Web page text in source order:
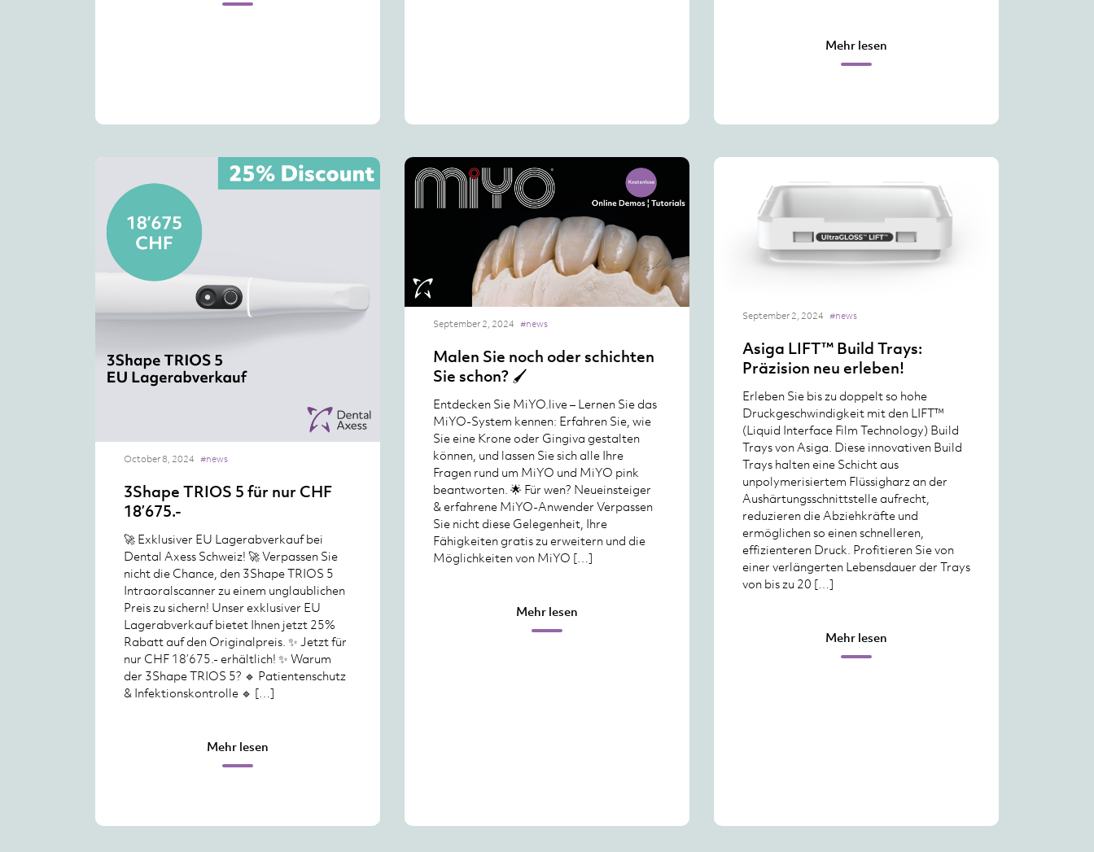
Mehr lesen
October 8, 2024 #news
3Shape TRIOS 5 für nur CHF
18’675.-
🚀 Exklusiver EU Lagerabverkauf bei
Dental Axess Schweiz! 🚀 Verpassen Sie
nicht die Chance, den 3Shape TRIOS 5
Intraoralscanner zu einem unglaublichen
Preis zu sichern! Unser exklusiver EU
Lagerabverkauf bietet Ihnen jetzt 25%
Rabatt auf den Originalpreis. ✨ Jetzt für
nur CHF 18’675.- erhältlich! ✨ Warum
der 3Shape TRIOS 5? 🔹 Patientenschutz
& Infektionskontrolle 🔹 […]
Mehr lesen
September 2, 2024 #news
Malen Sie noch oder schichten
Sie schon? 🖌️
Entdecken Sie MiYO.live – Lernen Sie das
MiYO-System kennen: Erfahren Sie, wie
Sie eine Krone oder Gingiva gestalten
können, und lassen Sie sich alle Ihre
Fragen rund um MiYO und MiYO pink
beantworten. 🌟 Für wen? Neueinsteiger
& erfahrene MiYO-Anwender Verpassen
Sie nicht diese Gelegenheit, Ihre
Fähigkeiten gratis zu erweitern und die
Möglichkeiten von MiYO […]
Mehr lesen
September 2, 2024 #news
Asiga LIFT™ Build Trays:
Präzision neu erleben!
Erleben Sie bis zu doppelt so hohe
Druckgeschwindigkeit mit den LIFT™
(Liquid Interface Film Technology) Build
Trays von Asiga. Diese innovativen Build
Trays halten eine Schicht aus
unpolymerisiertem Flüssigharz an der
Aushärtungsschnittstelle aufrecht,
reduzieren die Abziehkräfte und
ermöglichen so einen schnelleren,
effizienteren Druck. Profitieren Sie von
einer verlängerten Lebensdauer der Trays
von bis zu 20 […]
Mehr lesen